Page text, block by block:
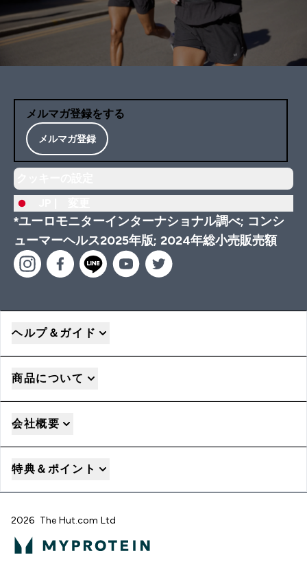
メルマガ登録をする
メルマガ登録
*ユーロモニターインターナショナル調べ; コンシ
ューマーヘルス2025年版; 2024年総小売販売額
ヘルプ＆ガイド
商品について
会社概要
特典＆ポイント
2026 The Hut.com Ltd